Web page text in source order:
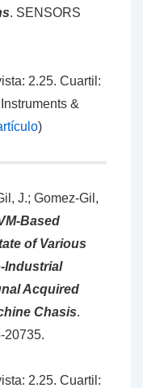
. SENSORS
2.25. Cuartil:
&
)
J.; Gomez-Gil,
Based
of Various
Industrial
Acquired
Chasis.
20735.
2.25. Cuartil: